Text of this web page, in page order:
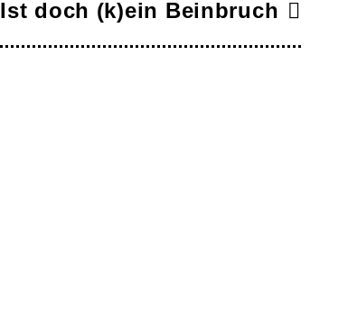
Ist doch (k)ein Beinbruch